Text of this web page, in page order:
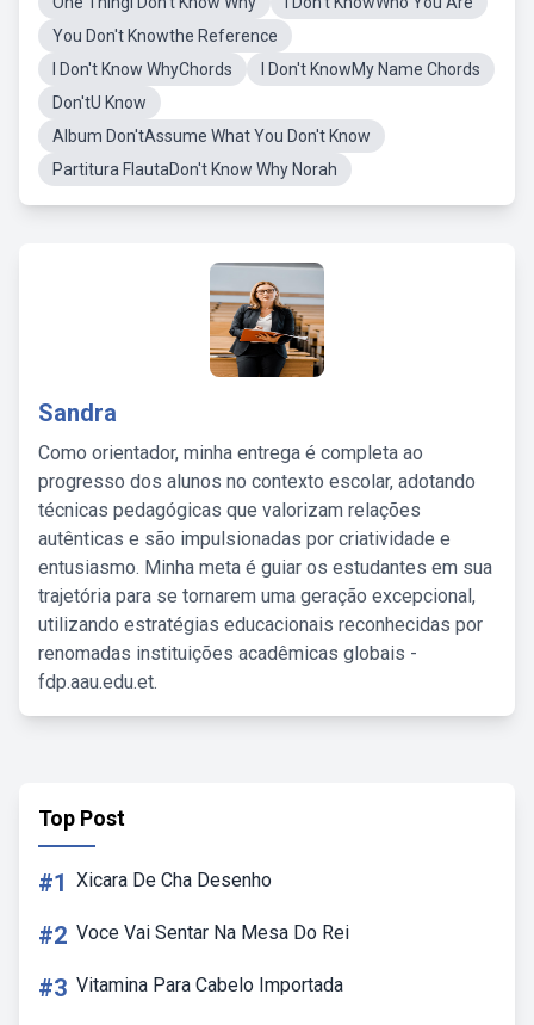
You Don't Knowthe Reference
I Don't Know WhyChords
I Don't KnowMy Name Chords
Don'tU Know
Album Don'tAssume What You Don't Know
Partitura FlautaDon't Know Why Norah
Sandra
Como orientador, minha entrega é completa ao
progresso dos alunos no contexto escolar, adotando
técnicas pedagógicas que valorizam relações
autênticas e são impulsionadas por criatividade e
entusiasmo. Minha meta é guiar os estudantes em sua
trajetória para se tornarem uma geração excepcional,
utilizando estratégias educacionais reconhecidas por
renomadas instituições acadêmicas globais -
fdp.aau.edu.et.
Top Post
#1 Xicara De Cha Desenho
#2 Voce Vai Sentar Na Mesa Do Rei
#3 Vitamina Para Cabelo Importada